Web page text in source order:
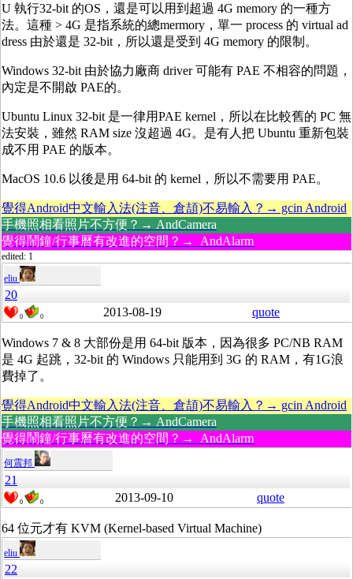
U 執行32-bit 的OS，還是可以用到超過 4G memory 的一種方
法。這種 > 4G 是指系統的總mermory，單一 process 的 virtual ad
dress 由於還是 32-bit，所以還是受到 4G memory 的限制。
Windows 32-bit 由於協力廠商 driver 可能有 PAE 不相容的問題，
內定是不開啟 PAE的。
Ubuntu Linux 32-bit 是一律用PAE kernel，所以在比較舊的 PC 無
法安裝，雖然 RAM size 沒超過 4G。是有人把 Ubuntu 重新包裝
成不用 PAE 的版本。
MacOS 10.6 以後是用 64-bit 的 kernel，所以不需要用 PAE。
覺得Android中文輸入法(注音、倉頡)不易輸入？→ gcin Android
手機照相看照片不方便？→ AndCamera
覺得鬧鐘/行事曆有改進的空間？→ AndAlarm
edited: 1
eliu
20
0 0 2013-08-19 quote
Windows 7 & 8 大部份是用 64-bit 版本，因為很多 PC/NB RAM
是 4G 起跳，32-bit 的 Windows 只能用到 3G 的 RAM，有1G浪
費掉了。
覺得Android中文輸入法(注音、倉頡)不易輸入？→ gcin Android
手機照相看照片不方便？→ AndCamera
覺得鬧鐘/行事曆有改進的空間？→ AndAlarm
何震邦
21
0 0 2013-09-10 quote
64 位元才有 KVM (Kernel-based Virtual Machine)
eliu
22